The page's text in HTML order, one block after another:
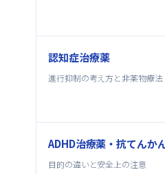
認知症治療薬
進行抑制の考え方と非薬物療法
ADHD治療薬・抗てんか
目的の違いと安全上の注意